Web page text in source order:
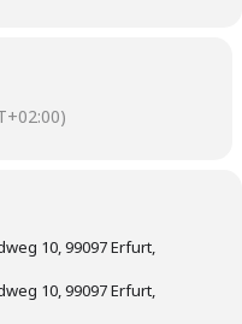
10, 99097 Erfurt,
10, 99097 Erfurt,